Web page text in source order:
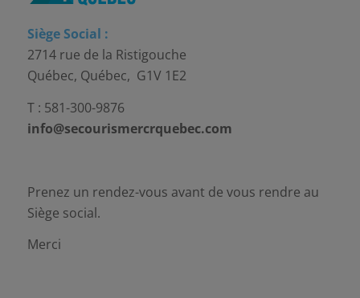
Siège Social :
2714 rue de la Ristigouche
Québec, Québec, G1V 1E2
T : 581-300-9876
info@secourismercrquebec.com
Prenez un rendez-vous avant de vous rendre au
Siège social.
Merci